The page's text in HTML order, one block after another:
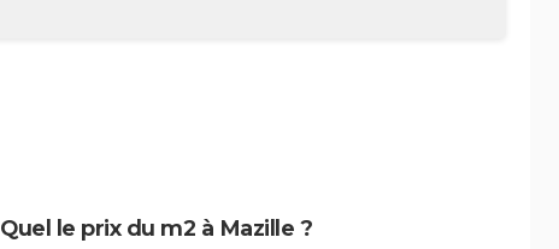
Quel le prix du m2 à Mazille ?